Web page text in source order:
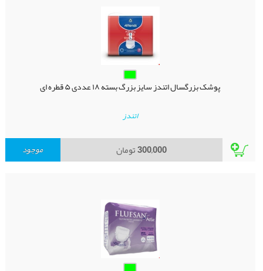
پوشک بزرگسال اتندز سایز بزرگ بسته ۱۸ عددی ۵ قطره ای
اتندز
300,000تومان موجود